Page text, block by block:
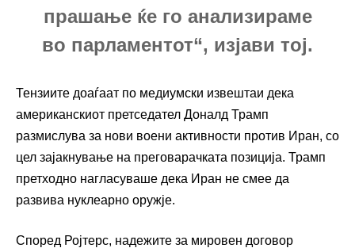
прашање ќе го анализираме
во парламентот“, изјави тој.
Тензиите доаѓаат по медиумски извештаи дека
американскиот претседател Доналд Трамп
размислува за нови воени активности против Иран, со
цел зајакнување на преговарачката позиција. Трамп
претходно нагласуваше дека Иран не смее да
развива нуклеарно оружје.
Според Ројтерс, надежите за мировен договор